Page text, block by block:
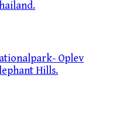
Oplev
Hills.